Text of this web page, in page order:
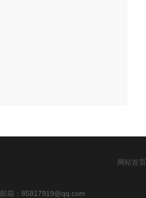
网站首页
邮箱： 85817919@qq.com